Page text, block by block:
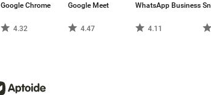
Google Chrome
4.32
Google Meet
4.47
WhatsApp Business
4.11